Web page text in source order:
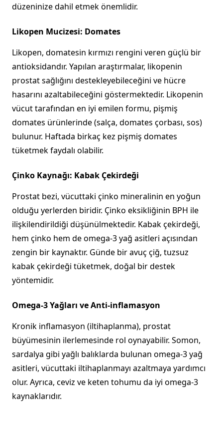
düzeninize dahil etmek önemlidir.
Likopen Mucizesi: Domates
Likopen, domatesin kırmızı rengini veren güçlü bir
antioksidandır. Yapılan araştırmalar, likopenin
prostat sağlığını destekleyebileceğini ve hücre
hasarını azaltabileceğini göstermektedir. Likopenin
vücut tarafından en iyi emilen formu, pişmiş
domates ürünlerinde (salça, domates çorbası, sos)
bulunur. Haftada birkaç kez pişmiş domates
tüketmek faydalı olabilir.
Çinko Kaynağı: Kabak Çekirdeği
Prostat bezi, vücuttaki çinko mineralinin en yoğun
olduğu yerlerden biridir. Çinko eksikliğinin BPH ile
ilişkilendirildiği düşünülmektedir. Kabak çekirdeği,
hem çinko hem de omega-3 yağ asitleri açısından
zengin bir kaynaktır. Günde bir avuç çiğ, tuzsuz
kabak çekirdeği tüketmek, doğal bir destek
yöntemidir.
Omega-3 Yağları ve Anti-inflamasyon
Kronik inflamasyon (iltihaplanma), prostat
büyümesinin ilerlemesinde rol oynayabilir. Somon,
sardalya gibi yağlı balıklarda bulunan omega-3 yağ
asitleri, vücuttaki iltihaplanmayı azaltmaya yardımcı
olur. Ayrıca, ceviz ve keten tohumu da iyi omega-3
kaynaklarıdır.